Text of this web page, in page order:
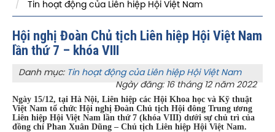
Tin hoạt động của Liên hiệp Hội Việt Nam
Hội nghị Đoàn Chủ tịch Liên hiệp Hội Việt Nam
lần thứ 7 – khóa VIII
Danh mục: Tin hoạt động của Liên hiệp Hội Việt Nam
Ngày đăng: 16 tháng 12 năm 2022
Ngày 15/12, tại Hà Nội, Liên hiệp các Hội Khoa học và Kỹ thuật
Việt Nam tổ chức Hội nghị Đoàn Chủ tịch Hội đông Trung ương
Liên hiệp Hội Việt Nam lần thứ 7 (khóa VIII) dưới sự chủ trì của
đồng chí Phan Xuân Dũng – Chủ tịch Liên hiệp Hội Việt Nam.